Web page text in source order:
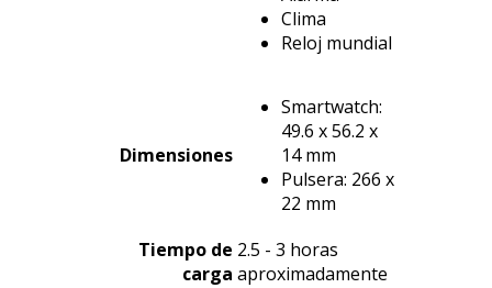
Clima
Reloj mundial
Dimensiones
Smartwatch:
49.6 x 56.2 x
14 mm
Pulsera: 266 x
22 mm
Tiempo de
carga
2.5 - 3 horas
aproximadamente